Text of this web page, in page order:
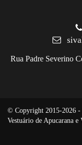
Rua Padre Severino
© Copyright 2015-2026 -
Vestuário de Apucarana e